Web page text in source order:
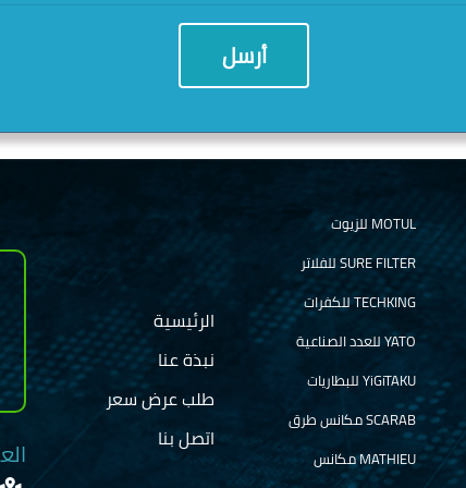
MOTUL للزيوت
SURE FILTER للفلاتر
TECHKING للكفرات
YATO للعدد الصناعية
YiGiTAKU للبطاريات
SCARAB مكانس طرق
MATHIEU مكانس
الرئيسية
نبذة عنا
طلب عرض سعر
اتصل بنا